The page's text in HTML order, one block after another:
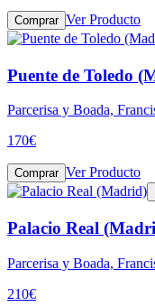
Comprar Ver Producto
Puente de Toledo
Parcerisa y Boada,
170€
Comprar Ver Producto
Palacio Real
Parcerisa y Boada,
210€